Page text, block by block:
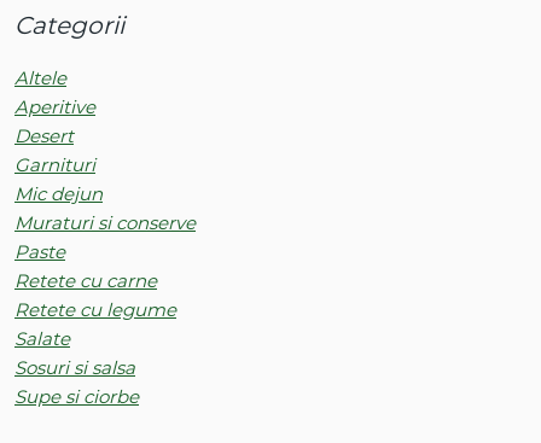
Categorii
Altele
Aperitive
Desert
Garnituri
Mic dejun
Muraturi si conserve
Paste
Retete cu carne
Retete cu legume
Salate
Sosuri si salsa
Supe si ciorbe